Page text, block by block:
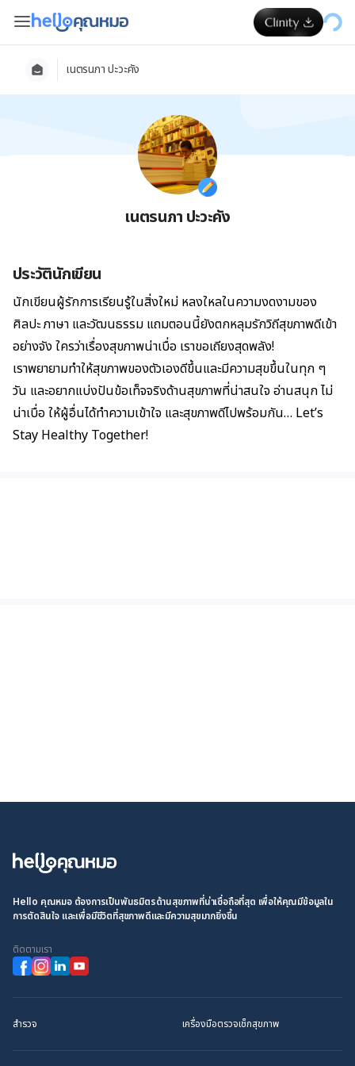
เนตรนภา ปะวะคัง
เนตรนภา ปะวะคัง
ประวัตินักเขียน
นักเขียนผู้รักการเรียนรู้ในสิ่งใหม่ หลงใหลในความงดงามของ
ศิลปะ ภาษา และวัฒนธรรม แถมตอนนี้ยังตกหลุมรักวิถีสุขภาพดีเข้า
อย่างจัง ใครว่าเรื่องสุขภาพน่าเบื่อ เราขอเถียงสุดพลัง!
เราพยายามทำให้สุขภาพของตัวเองดีขึ้นและมีความสุขขึ้นในทุก ๆ
วัน และอยากแบ่งปันข้อเท็จจริงด้านสุขภาพที่น่าสนใจ อ่านสนุก ไม่
น่าเบื่อ ให้ผู้อื่นได้ทำความเข้าใจ และสุขภาพดีไปพร้อมกัน… Let’s
Stay Healthy Together!
Hello คุณหมอ ต้องการเป็นพันธมิตรด้านสุขภาพที่น่าเชื่อถือที่สุด เพื่อให้คุณมีข้อมูลใน
การตัดสินใจ และเพื่อมีชีวิตที่สุขภาพดีและมีความสุขมากยิ่งขึ้น
ติดตามเรา
สำรวจ เครื่องมือตรวจเช็กสุขภาพ